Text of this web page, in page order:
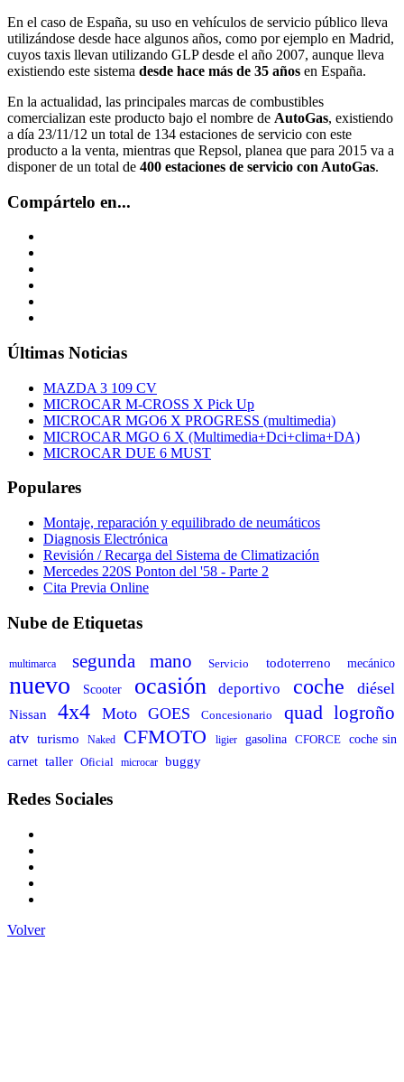
En el caso de España, su uso en vehículos de servicio público lleva
utilizándose desde hace algunos años, como por ejemplo en Madrid,
cuyos taxis llevan utilizando GLP desde el año 2007, aunque lleva
existiendo este sistema desde hace más de 35 años en España.
En la actualidad, las principales marcas de combustibles
comercializan este producto bajo el nombre de AutoGas, existiendo
a día 23/11/12 un total de 134 estaciones de servicio con este
producto a la venta, mientras que Repsol, planea que para 2015 va a
disponer de un total de 400 estaciones de servicio con AutoGas.
Compártelo en...
Últimas Noticias
MAZDA 3 109 CV
MICROCAR M-CROSS X Pick Up
MICROCAR MGO6 X PROGRESS (multimedia)
MICROCAR MGO 6 X (Multimedia+Dci+clima+DA)
MICROCAR DUE 6 MUST
Populares
Montaje, reparación y equilibrado de neumáticos
Diagnosis Electrónica
Revisión / Recarga del Sistema de Climatización
Mercedes 220S Ponton del '58 - Parte 2
Cita Previa Online
Nube de Etiquetas
multimarca segunda mano Servicio todoterreno mecánico
nuevo Scooter ocasión deportivo coche diésel
Nissan 4x4 Moto GOES Concesionario quad logroño
atv turismo Naked CFMOTO ligier gasolina CFORCE
coche sin
carnet taller Oficial microcar buggy
Redes Sociales
Volver